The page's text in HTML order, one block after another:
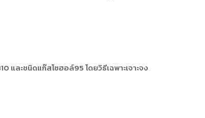
และชนิดแก๊สโซฮอล์95 โดยวิธีเฉพาะเจาะจง